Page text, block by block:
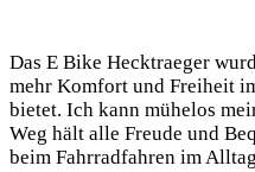
Das E Bike Hecktraeger
mehr Komfort und Freiheit
bietet. Ich kann mühelos
Weg hält alle Freude und
beim Fahrradfahren im